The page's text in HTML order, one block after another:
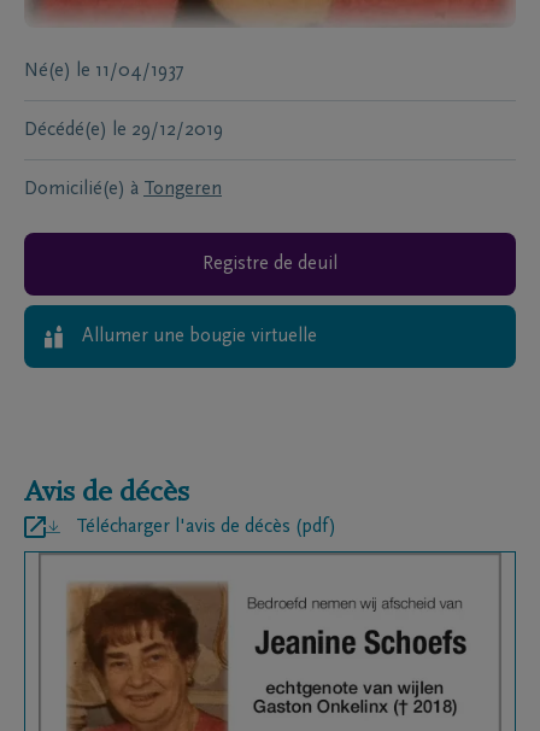
Né(e) le 11/04/1937
Décédé(e) le 29/12/2019
Domicilié(e) à Tongeren
Registre de deuil
Allumer une bougie virtuelle
Avis de décès
Télécharger l'avis de décès (pdf)